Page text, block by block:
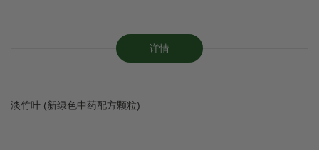
详情
淡竹叶 (新绿色中药配方颗粒)